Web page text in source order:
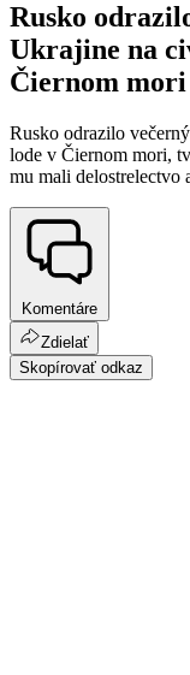
Rusko
Ukrajine na
Čiernom mori
Rusko odrazilo
lode v Čiernom mori,
mu mali delostrelectvo
Komentáre
Zdielať
Skopírovať odkaz